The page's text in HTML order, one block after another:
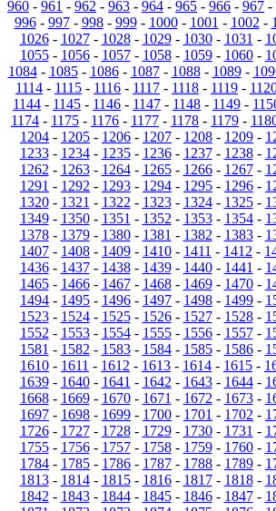
960 - 961 - 962 - 963 - 964 - 965 - 966 - 967 -
996- 997- 998- 999- 1000- 1001 - 1002 -
1026- 1027- 1028- 1029- 1030- 1031 -
1055- 1056- 1057- 1058- 1059- 1060-
1084- 1085- 1086- 1087- 1088- 1089-
1114 - 1115 - 1116 - 1117 - 1118 - 1119 -
1144 - 1145 - 1146 - 1147 - 1148 - 1149 -
1174 - 1175 - 1176 - 1177 - 1178 - 1179 -
1204 - 1205 - 1206 - 1207 - 1208 - 1209 -
1233- 1234- 1235- 1236- 1237- 1238-
1262 - 1263- 1264- 1265- 1266- 1267-
1291 - 1292 - 1293 - 1294 - 1295 - 1296 -
1320- 1321 - 1322 - 1323- 1324- 1325-
1349- 1350- 1351 - 1352 - 1353- 1354-
1378- 1379- 1380- 1381 - 1382 - 1383-
1407 - 1408 - 1409 - 1410 - 1411 - 1412 -
1436- 1437- 1438- 1439- 1440- 1441 -
1465- 1466- 1467- 1468- 1469- 1470-
1494 - 1495 - 1496 - 1497 - 1498 - 1499 -
1523- 1524- 1525- 1526- 1527- 1528-
1552 - 1553- 1554- 1555- 1556- 1557-
1581 - 1582 - 1583- 1584- 1585- 1586-
1610 - 1611 - 1612 - 1613 - 1614 - 1615 -
1639- 1640- 1641 - 1642 - 1643- 1644-
1668- 1669- 1670- 1671 - 1672 - 1673-
1697 - 1698 - 1699 - 1700 - 1701 - 1702 -
1726- 1727- 1728- 1729- 1730- 1731 -
1755- 1756- 1757- 1758- 1759- 1760-
1784 - 1785 - 1786 - 1787 - 1788 - 1789 -
1813- 1814- 1815- 1816- 1817- 1818-
1842 - 1843- 1844- 1845- 1846- 1847-